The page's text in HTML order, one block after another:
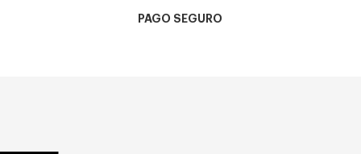
PAGO SEGURO